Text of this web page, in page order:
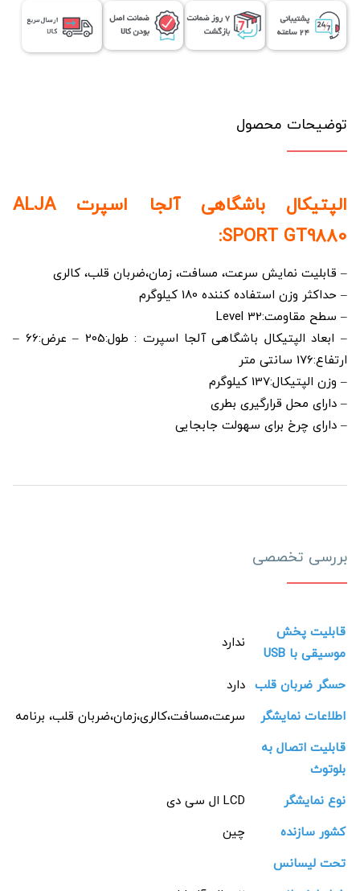
توضیحات محصول
الپتیکال باشگاهی آلجا اسپرت ALJA
SPORT GT9880:
– قابلیت نمایش سرعت، مسافت، زمان،ضربان قلب، کالری
– حداکثر وزن استفاده کننده 180 کیلوگرم
– سطح مقاومت:32 Level
– ابعاد الپتیکال باشگاهی آلجا اسپرت : طول:205 – عرض:66 –
ارتفاع:176 سانتی متر
– وزن الپتیکال:137 کیلوگرم
– دارای محل قرارگیری بطری
– دارای چرخ برای سهولت جابجایی
بررسی تخصصی
قابلیت پخش
موسیقی با USB
ندارد
حسگر ضربان قلب دارد
اطلاعات نمایشگر
سرعت،مسافت،کالری،زمان،ضربان قلب، برنامه
قابلیت اتصال به
بلوتوث
نوع نمایشگر
LCD ال سی دی
کشور سازنده
چین
تحت لیسانس